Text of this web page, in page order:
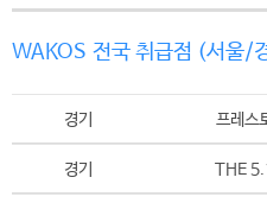
WAKOS 전국 취급점 (서울/
경기 프레스
경기 THE